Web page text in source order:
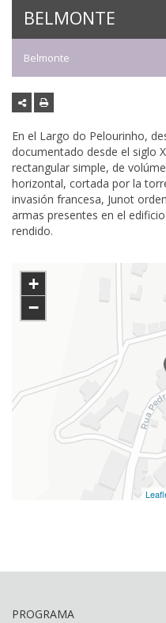
BELMONTE
Belmonte
En el Largo do Pelourinho,
documentado desde el siglo
rectangular simple, de
horizontal, cortada por la
invasión francesa, Junot
armas presentes en el
rendido.
+
−
PROGRAMA